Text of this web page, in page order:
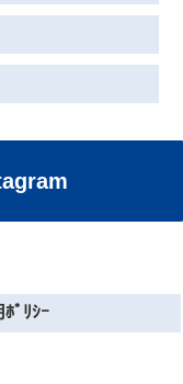
ﾟﾘｼｰ